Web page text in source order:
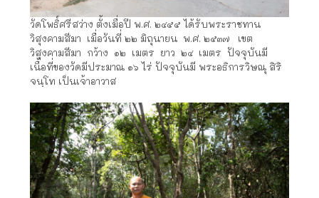
วัดโพธิ์ศรีสว่าง ตั้งเมื่อปี พ.ศ. ๒๔๕๕ ได้รับพระราชทาน
วิสุงคามสีมา เมื่อวันที่ ๒๒ มิถุนายน พ.ศ. ๒๕๓๗ เขต
วิสุงคามสีมา กว้าง ๑๒ เมตร ยาว ๒๔ เมตร ปัจจุบันมี
เนื้อที่ของวัดมีประมาณ ๑๖ ไร่ ปัจจุบันมี พระอธิการวิษณุ สิริ
จนฺโท เป็นเจ้าอาวาส